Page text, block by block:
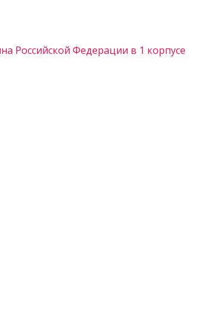
Российской Федерации в 1 корпусе